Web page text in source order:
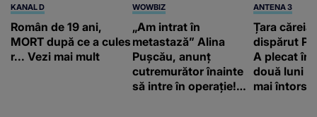
KANAL D
Român de 19 ani,
MORT după ce a cules
r... Vezi mai mult
WOWBIZ
„Am intrat în
metastază” Alina
Pușcău, anunț
cutremurător înainte
să intre în operație!
ANTENA 3
Țara căreia
dispărut
A plecat în
două luni
mai întors